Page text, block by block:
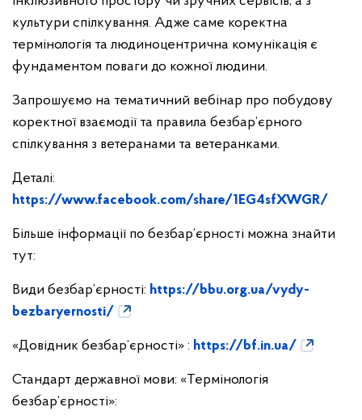
культури спілкування. Адже саме коректна
термінологія та людиноцентрична комунікація є
фундаментом поваги до кожної людини.
Запрошуємо на тематичний вебінар про побудову
коректної взаємодії та правила безбар’єрного
спілкування з ветеранами та ветеранками.
Деталі:
https://www.facebook.com/share/1EG4sfXWGR/
Більше інформації по безбар’єрності можна знайти
тут:
Види безбар’єрності: https://bbu.org.ua/vydy-
bezbaryernosti/
«Довідник безбар’єрності» : https://bf.in.ua/
Стандарт державної мови: «Термінологія
безбар’єрності»: